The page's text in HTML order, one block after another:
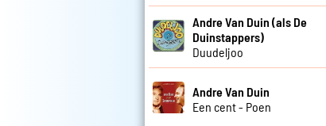
Andre Van Duin (als De
Duinstappers)
Duudeljoo
Andre Van Duin
Een cent - Poen